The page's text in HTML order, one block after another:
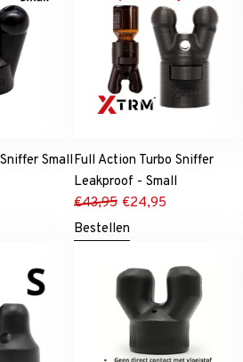
SmallFull Action Turbo Sniffer
Leakproof - Small
€43,95 €24,95
Bestellen